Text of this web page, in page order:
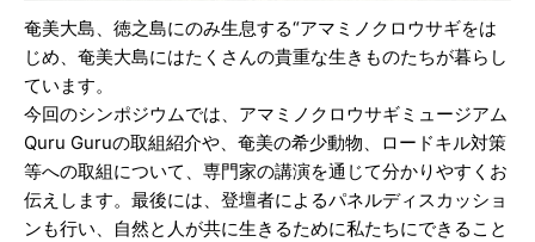
奄美大島、徳之島にのみ生息する“アマミノクロウサギをは
じめ、奄美大島にはたくさんの貴重な生きものたちが暮らし
ています。
今回のシンポジウムでは、アマミノクロウサギミュージアム
Quru Guruの取組紹介や、奄美の希少動物、ロードキル対策
等への取組について、専門家の講演を通じて分かりやすくお
伝えします。最後には、登壇者によるパネルディスカッショ
ンも行い、自然と人が共に生きるために私たちにできること